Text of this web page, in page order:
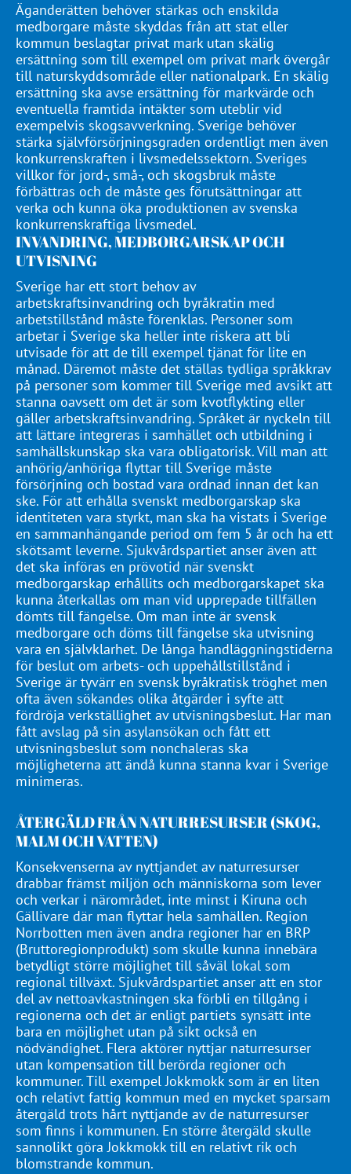
Äganderätten behöver stärkas och enskilda
medborgare måste skyddas från att stat eller
kommun beslagtar privat mark utan skälig
ersättning som till exempel om privat mark övergår
till naturskyddsområde eller nationalpark. En skälig
ersättning ska avse ersättning för markvärde och
eventuella framtida intäkter som uteblir vid
exempelvis skogsavverkning. Sverige behöver
stärka självförsörjningsgraden ordentligt men även
konkurrenskraften i livsmedelssektorn. Sveriges
villkor för jord-, små-, och skogsbruk måste
förbättras och de måste ges förutsättningar att
verka och kunna öka produktionen av svenska
konkurrenskraftiga livsmedel.
INVANDRING, MEDBORGARSKAP OCH
UTVISNING
Sverige har ett stort behov av
arbetskraftsinvandring och byråkratin med
arbetstillstånd måste förenklas. Personer som
arbetar i Sverige ska heller inte riskera att bli
utvisade för att de till exempel tjänat för lite en
månad. Däremot måste det ställas tydliga språkkrav
på personer som kommer till Sverige med avsikt att
stanna oavsett om det är som kvotflykting eller
gäller arbetskraftsinvandring. Språket är nyckeln till
att lättare integreras i samhället och utbildning i
samhällskunskap ska vara obligatorisk. Vill man att
anhörig/anhöriga flyttar till Sverige måste
försörjning och bostad vara ordnad innan det kan
ske. För att erhålla svenskt medborgarskap ska
identiteten vara styrkt, man ska ha vistats i Sverige
en sammanhängande period om fem 5 år och ha ett
skötsamt leverne. Sjukvårdspartiet anser även att
det ska införas en prövotid när svenskt
medborgarskap erhållits och medborgarskapet ska
kunna återkallas om man vid upprepade tillfällen
dömts till fängelse. Om man inte är svensk
medborgare och döms till fängelse ska utvisning
vara en självklarhet. De långa handläggningstiderna
för beslut om arbets- och uppehållstillstånd i
Sverige är tyvärr en svensk byråkratisk tröghet men
ofta även sökandes olika åtgärder i syfte att
fördröja verkställighet av utvisningsbeslut. Har man
fått avslag på sin asylansökan och fått ett
utvisningsbeslut som nonchaleras ska
möjligheterna att ändå kunna stanna kvar i Sverige
minimeras.
ÅTERGÄLD FRÅN NATURRESURSER (SKOG,
MALM OCH VATTEN)
Konsekvenserna av nyttjandet av naturresurser
drabbar främst miljön och människorna som lever
och verkar i närområdet, inte minst i Kiruna och
Gällivare där man flyttar hela samhällen. Region
Norrbotten men även andra regioner har en BRP
(Bruttoregionprodukt) som skulle kunna innebära
betydligt större möjlighet till såväl lokal som
regional tillväxt. Sjukvårdspartiet anser att en stor
del av nettoavkastningen ska förbli en tillgång i
regionerna och det är enligt partiets synsätt inte
bara en möjlighet utan på sikt också en
nödvändighet. Flera aktörer nyttjar naturresurser
utan kompensation till berörda regioner och
kommuner. Till exempel Jokkmokk som är en liten
och relativt fattig kommun med en mycket sparsam
återgäld trots hårt nyttjande av de naturresurser
som finns i kommunen. En större återgäld skulle
sannolikt göra Jokkmokk till en relativt rik och
blomstrande kommun.